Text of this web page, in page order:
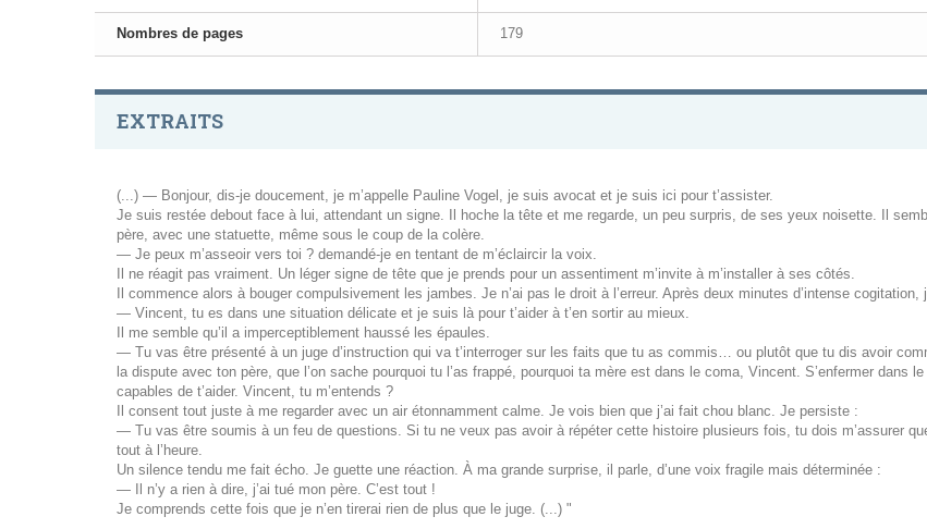
Nombres de pages 179
EXTRAITS
(...) — Bonjour, dis-je doucement, je m’appelle Pauline Vogel, je suis avocat et je suis ici pour t’assister.
Je suis restée debout face à lui, attendant un signe. Il hoche la tête et me regarde, un peu surpris, de ses yeux noisette. Il
père, avec une statuette, même sous le coup de la colère.
— Je peux m’asseoir vers toi ? demandé-je en tentant de m’éclaircir la voix.
Il ne réagit pas vraiment. Un léger signe de tête que je prends pour un assentiment m’invite à m’installer à ses côtés.
Il commence alors à bouger compulsivement les jambes. Je n’ai pas le droit à l’erreur. Après deux minutes d’intense cogitation,
— Vincent, tu es dans une situation délicate et je suis là pour t’aider à t’en sortir au mieux.
Il me semble qu’il a imperceptiblement haussé les épaules.
— Tu vas être présenté à un juge d’instruction qui va t’interroger sur les faits que tu as commis… ou plutôt que tu dis avoir
la dispute avec ton père, que l’on sache pourquoi tu l’as frappé, pourquoi ta mère est dans le coma, Vincent. S’enfermer dans
capables de t’aider. Vincent, tu m’entends ?
Il consent tout juste à me regarder avec un air étonnamment calme. Je vois bien que j’ai fait chou blanc. Je persiste :
— Tu vas être soumis à un feu de questions. Si tu ne veux pas avoir à répéter cette histoire plusieurs fois, tu dois m’assurer
tout à l’heure.
Un silence tendu me fait écho. Je guette une réaction. À ma grande surprise, il parle, d’une voix fragile mais déterminée :
— Il n’y a rien à dire, j’ai tué mon père. C’est tout !
Je comprends cette fois que je n’en tirerai rien de plus que le juge. (...) "